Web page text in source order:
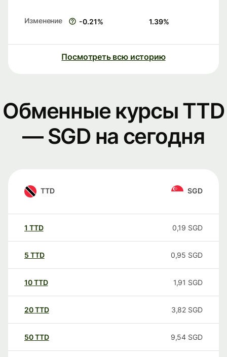
Изменение -0.21% 1.39%
Посмотреть всю историю
Обменные курсы TTD
— SGD на сегодня
TTD SGD
1 TTD 0,19 SGD
5 TTD 0,95 SGD
10TTD 1,91 SGD
20TTD 3,82 SGD
50TTD 9,54 SGD